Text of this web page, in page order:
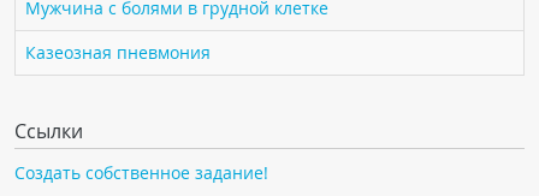
Мужчина с болями в грудной клетке
Казеозная пневмония
Ссылки
Создать собственное задание!